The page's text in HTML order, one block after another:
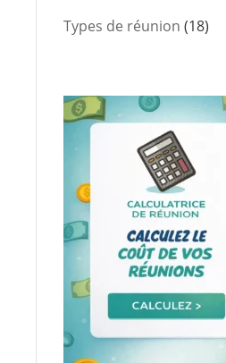
Types de réunion (18)